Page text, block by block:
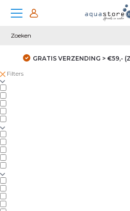
GRATIS VERZENDING > €59,-
Filters